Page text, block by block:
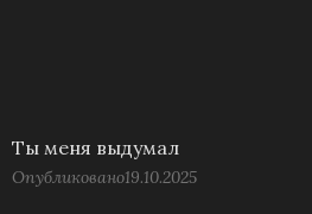
Ты меня выдумал
Опубликовано19.10.2025